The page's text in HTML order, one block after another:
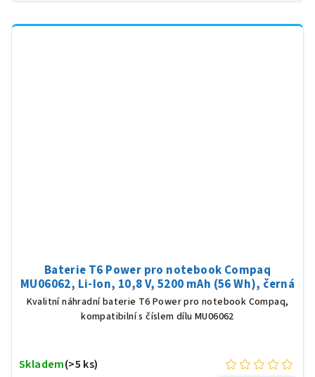
Baterie T6 Power pro notebook Compaq
MU06062, Li-Ion, 10,8 V, 5200 mAh (56 Wh), černá
Kvalitní náhradní baterie T6 Power pro notebook Compaq,
kompatibilní s číslem dílu MU06062
Skladem(>5 ks)